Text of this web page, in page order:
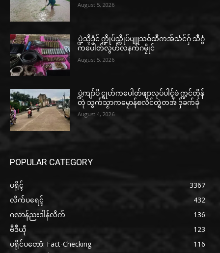
August 5, 2026
ပ္ဍဲသ္ၚိဒၟံင် က္ဍိုပ်သ္ကိုပ်ပျူသဝ်ထဳကအ်သံင်ဂှ် သီဂွံ
ကပေါတ်လွဟ်လနက်ဂမၠိုင်
August 5, 2026
ပ္ဍဲကျာ်ပိ င္ရုဟ်ကပေါတ်ဖျာလုပ်ပါၚ်ဖဴ က္ဍင်တိုန်
တုဲ သွက်သၟာကမၠောန်စလိင်တ္ရဲတအ် ဒှ်ခက်ခုဲ
August 4, 2026
POPULAR CATEGORY
ပရိုၚ်
3367
လိက်ပရေၚ်
432
ဂလာန်ညးဒါန်လိက်
136
ဗဳဒဳယဵု
123
ပရိုင်ပတောံ: Fact-Checking
116